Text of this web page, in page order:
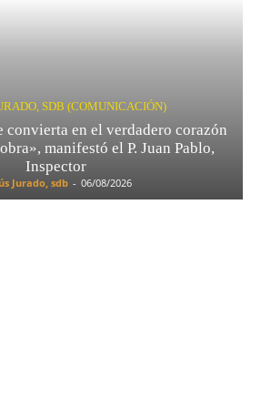
SDB (COMUNICACIÓN)
convierta en el verdadero corazón
manifestó el P. Juan Pablo,
Inspector
Jurado, sdb - 06/08/2026